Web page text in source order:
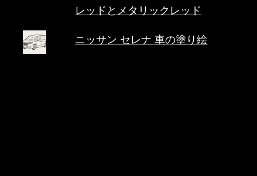
レッドとメタリックレッド
ニッサン セレナ 車の塗り絵